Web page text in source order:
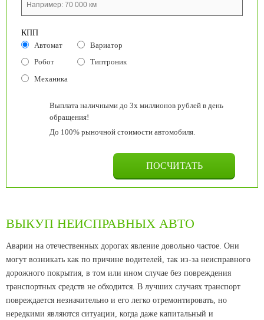
КПП
Автомат
Вариатор
Робот
Типтроник
Механика
Выплата наличными до 3х миллионов рублей в день
обращения!
До 100% рыночной стоимости автомобиля.
ВЫКУП НЕИСПРАВНЫХ АВТО
Аварии на отечественных дорогах явление довольно частое. Они
могут возникать как по причине водителей, так из-за неисправного
дорожного покрытия, в том или ином случае без повреждения
транспортных средств не обходится. В лучших случаях транспорт
повреждается незначительно и его легко отремонтировать, но
нередкими являются ситуации, когда даже капитальный и